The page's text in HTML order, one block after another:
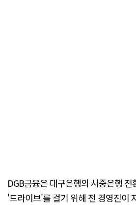
DGB금융은 대구은행의 시중은행
'드라이브'를 걸기 위해 전 경영진이